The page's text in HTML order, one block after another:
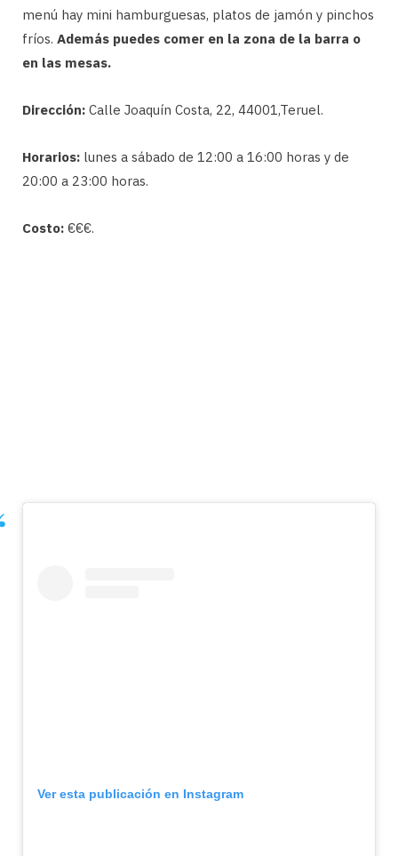
menú hay mini hamburguesas, platos de jamón y pinchos
fríos. Además puedes comer en la zona de la barra o
en las mesas.
Dirección: Calle Joaquín Costa, 22, 44001,Teruel.
Horarios: lunes a sábado de 12:00 a 16:00 horas y de
20:00 a 23:00 horas.
Costo: €€€.
Ver esta publicación en Instagram